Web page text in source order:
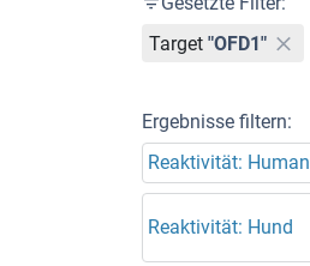
Target "OFD1"
Ergebnisse filtern:
Reaktivität: Human
Reaktivität: Hund